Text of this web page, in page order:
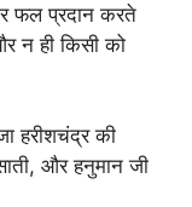
फल प्रदान करते
न ही किसी को
हरीशचंद्र की
साती, और हनुमान जी